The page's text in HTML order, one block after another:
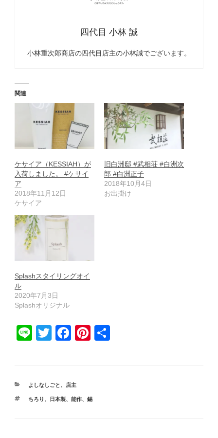
四代目 小林 誠
小林重次郎商店の四代目店主の小林誠でございます。
関連
ケサイア（KESSIAH）が
入荷しました。 #ケサイ
ア
2018年11月12日
ケサイア
旧白洲邸 #武相荘 #白洲次
郎 #白洲正子
2018年10月4日
お出掛け
Splashスタイリングオイ
ル
2020年7月3日
Splashオリジナル
Li
T
er
F
e
b
Pi
st
カ
ゴ
よしなしごと 、 店主
タ
ちろり 、 日本製、 能作、 錫